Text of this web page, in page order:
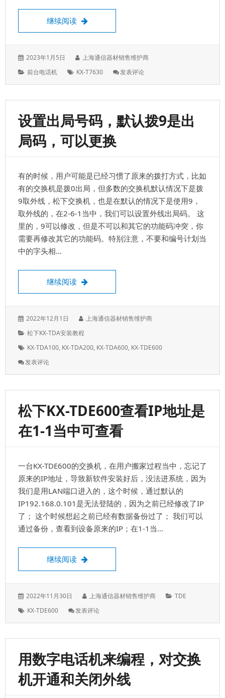
继续阅读 松下KX-T7630，前台电话机上没有显示了
发
于：
2023年1月5日
作
上海通信器材销售维护商
分
前台电话机
标
KX-T7630 发表评论: 松
T7630，
台
电
有
显
示
了
设置出局号码，默认拨9是出
局码，可以更换
有的时候，用户可能是已经习惯了原来的拨打方式，比如
有的交换机是拨0出局，但多数的交换机默认情况下是拨
9取外线，松下交换机，也是在默认的情况下是使用9，
取外线的，在2-6-1当中，我们可以设置外线出局码。 这
里的，9可以修改，但是不可以和其它的功能码冲突，你
需要再修改其它的功能码。特别注意，不要和编号计划当
中的字头相…
继续阅读 设置出局号码，默认拨9是出局码，可以更
发
于：
2022年12月1日
作
上海通信器材销售维护商
分
松下KX-TDA安装教程
标
KX-TDA100, KX-TDA200, KX-TDA600, KX-TDE600
发表评论: 设
局
码，
默
认
拨
出
局
可
以
更
松下KX-TDE600查看IP地址是
在1-1当中可查看
一台KX-TDE600的交换机，在用户搬家过程当中，忘记了
原来的IP地址，导致新软件安装好后，没法进系统，因为
我们是用LAN端口进入的，这个时候，通过默认的
IP192.168.0.101是无法登陆的，因为之前已经修改了IP
了； 这个时候想起之前已经有数据备份过了； 我们可以
通过备份，查看到设备原来的IP；在1-1当…
继续阅读 松下KX-TDE600查看IP地址是在1-1当中可
发
于：
2022年11月30日
作
上海通信器材销售维护商
分
TDE
标
KX-TDE600 发表评论: 松
TDE600
看
IP
地
址
用数字电话机来编程，对交换
机开通和关闭外线